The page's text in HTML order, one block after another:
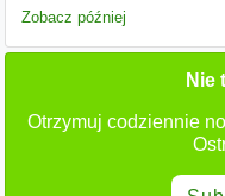
Zobacz później
Nie
Otrzymuj codziennie